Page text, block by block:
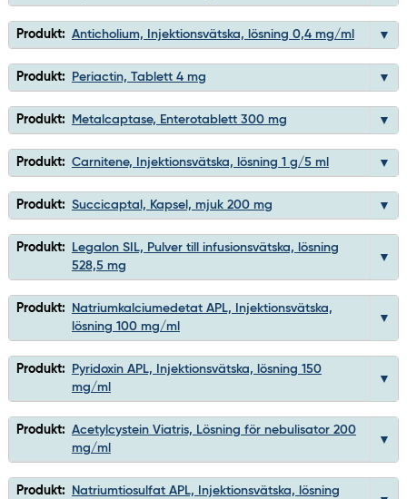
Produkt: Anticholium, Injektionsvätska, lösning 0,4 mg/ml
Produkt: Periactin, Tablett 4 mg
Produkt: Metalcaptase, Enterotablett 300 mg
Produkt: Carnitene, Injektionsvätska, lösning 1 g/5 ml
Produkt: Succicaptal, Kapsel, mjuk 200 mg
Produkt:
Legalon SIL, Pulver till infusionsvätska, lösning
528,5 mg
Produkt:
Natriumkalciumedetat APL, Injektionsvätska,
lösning 100 mg/ml
Produkt:
Pyridoxin APL, Injektionsvätska, lösning 150
mg/ml
Produkt: Acetylcystein Viatris, Lösning för nebulisator 200
mg/ml
Produkt:
Natriumtiosulfat APL, Injektionsvätska, lösning